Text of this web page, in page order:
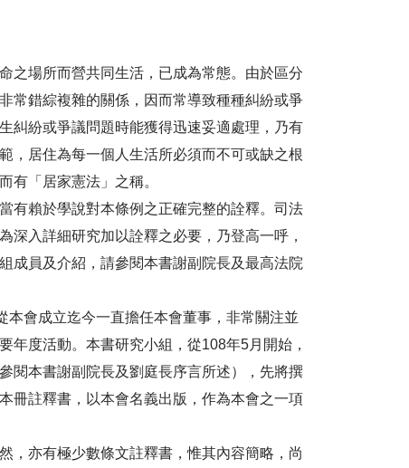
場所而營共同生活，已成為常態。由於區分
常錯綜複雜的關係，因而常導致種種糾紛或爭
糾紛或爭議問題時能獲得迅速妥適處理，乃有
，居住為每一個人生活所必須而不可或缺之根
有「居家憲法」之稱。
賴於學說對本條例之正確完整的詮釋。司法
深入詳細研究加以詮釋之必要，乃登高一呼，
成員及介紹，請參閱本書謝副院長及最高法院
會成立迄今一直擔任本會董事，非常關注並
度活動。本書研究小組，從108年5月開始，
閱本書謝副院長及劉庭長序言所述），先將撰
冊註釋書，以本會名義出版，作為本會之一項
亦有極少數條文註釋書，惟其內容簡略，尚